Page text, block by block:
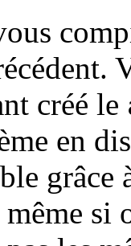
créé le
en
même si